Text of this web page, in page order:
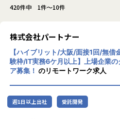
420件中 1件～10件
株式会社パートナー
【ハイブリット/大阪/面接1回/無
験枠/IT実務6ケ月以上】上場企業
ア募集！ のリモートワーク求人
週1日以上出社 受託開発